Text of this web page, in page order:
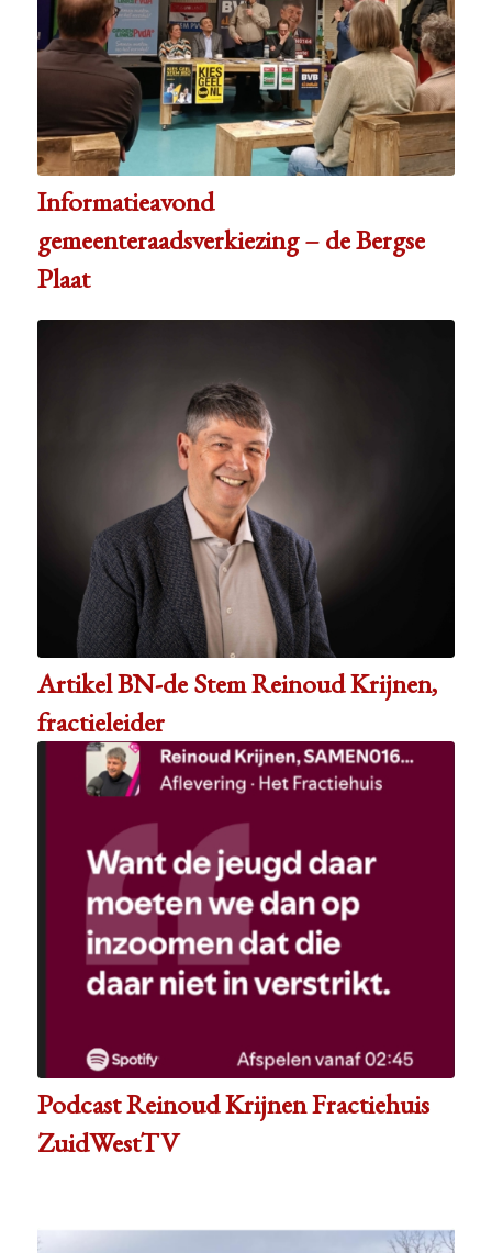
Informatieavond
gemeenteraadsverkiezing – de Bergse
Plaat
Artikel BN-de Stem Reinoud Krijnen,
fractieleider
Podcast Reinoud Krijnen Fractiehuis
ZuidWestTV